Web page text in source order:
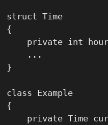
struct Time
{
private int
    ...
}
class Example
{
private Time